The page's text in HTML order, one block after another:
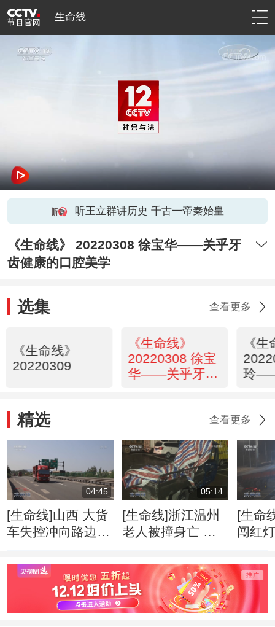
生命线
听王立群讲历史 千古一帝秦始皇
《生命线》 20220308 徐宝华——关乎牙
齿健康的口腔美学
选集 查看更多
《生命线》
20220309
《生命线》
20220308 徐宝
华——关乎牙齿
《
玲
精选 查看更多
04:45
[生命线]山西 大货
车失控冲向路边
05:14
[生命线]浙江温州
老人被撞身亡 司
[生命
闯红